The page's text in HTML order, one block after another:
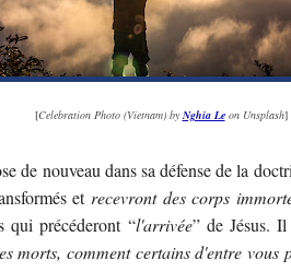
[Celebration Photo (Vietnam) byNghia Leon Unsplash]
de nouveau dans sa défense de la
et recevront des corps
qui précéderont “l'arrivée” de Jésus.
morts, comment certains d'entre